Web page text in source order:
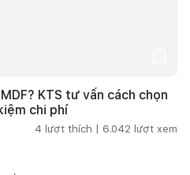
KTS tư vấn cách chọn
chi phí
4 lượt thích | 6.042 lượt xem